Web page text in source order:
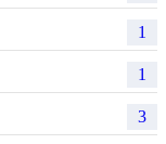
1
1
3